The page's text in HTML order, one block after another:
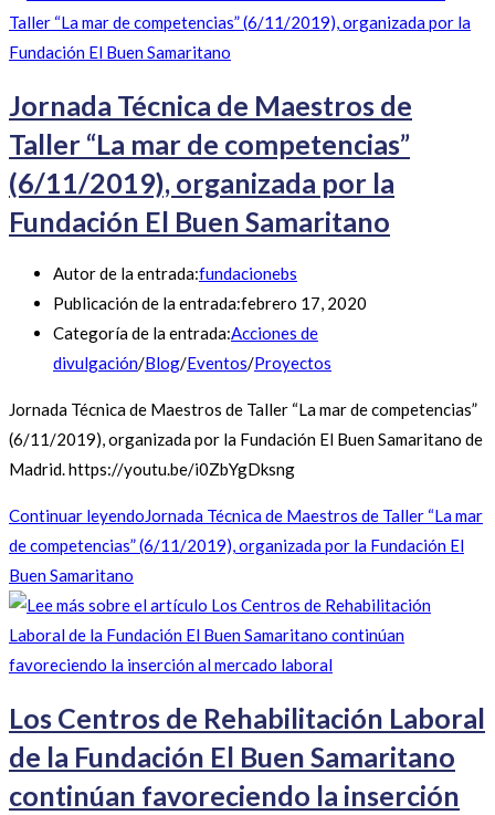
Jornada Técnica de Maestros de
Taller “La mar de competencias”
(6/11/2019), organizada por la
Fundación El Buen Samaritano
Autor de la entrada:fundacionebs
Publicación de la entrada:febrero 17, 2020
Categoría de la entrada:Acciones de
divulgación/Blog/Eventos/Proyectos
Jornada Técnica de Maestros de Taller “La mar de competencias”
(6/11/2019), organizada por la Fundación El Buen Samaritano de
Madrid. https://youtu.be/i0ZbYgDksng
Continuar leyendoJornada Técnica de Maestros de Taller “La mar
de competencias” (6/11/2019), organizada por la Fundación El
Buen Samaritano
Los Centros de Rehabilitación Laboral
de la Fundación El Buen Samaritano
continúan favoreciendo la inserción